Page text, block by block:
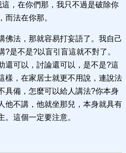
，在你們那，我只不過是破除你
而法在你那。
佛法，那就容易打妄語了。我自己
?是不是?以盲引盲這就不對了。
還可以，討論還可以，是不是?這
樣，在家居士就更不用說，連說法
具備，怎麼可以給人講法?你本身
他不講，他就坐那兒，本身就具有
。這個一定要注意。